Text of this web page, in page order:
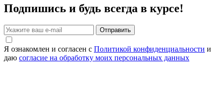
Подпишись и будь всегда в курсе!
Отправить
Я ознакомлен и согласен с Политикой конфиденциальности и
даю согласие на обработку моих персональных данных